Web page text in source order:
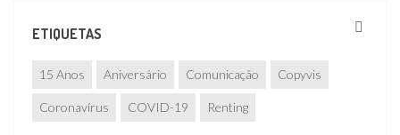
ETIQUETAS
15 Anos Aniversário Comunicação Copyvis
Coronavírus COVID-19 Renting